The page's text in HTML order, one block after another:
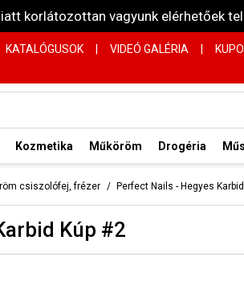
korlátozottan vagyunk elérhetőek
KATALÓGUSOK VIDEÓ GALÉRIA
Kozmetika Műköröm Drogéria
csiszolófej, frézer Perfect Nails - Hegyes
Kúp #2